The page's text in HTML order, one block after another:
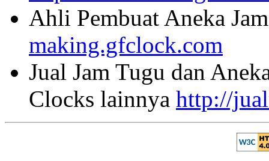
Ahli Pembuat Aneka
making.gfclock.com
Jual Jam Tugu dan
Clocks lainnya http://